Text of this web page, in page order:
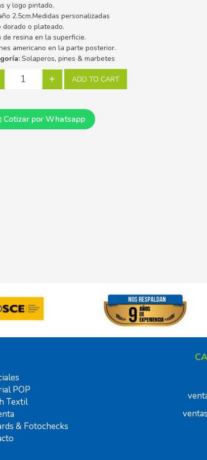
y logo pintado.
2.5cm.Medidas personalizadas
dorado o plateado.
de resina en la superficie.
americano en la parte posterior.
Solaperos, pines & marbetes
+ ADD TO CART
Cotizar por Whatsapp
POP
Textil
& Fotochecks